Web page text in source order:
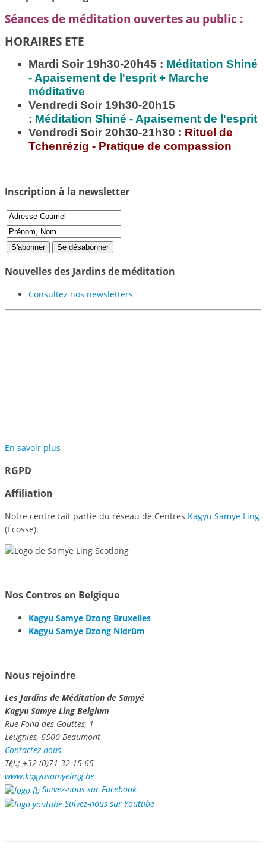
Séances de méditation ouvertes au public :
HORAIRES ETE
Mardi Soir 19h30-20h45 : Méditation Shiné
- Apaisement de l'esprit + Marche
méditative
Vendredi Soir 19h30-20h15
: Méditation Shiné - Apaisement de l'esprit
Vendredi Soir 20h30-21h30 : Rituel de
Tchenrézig - Pratique de compassion
Inscription à la newsletter
Nouvelles des Jardins de méditation
Consultez nos newsletters
En savoir plus
RGPD
Affiliation
Notre centre fait partie du réseau de Centres Kagyu Samye Ling
(Écosse).
Nos Centres en Belgique
Kagyu Samye Dzong Bruxelles
Kagyu Samye Dzong Nidrüm
Nous rejoindre
Les Jardins de Méditation de Samyé
Kagyu Samye Ling Belgium
Rue Fond des Gouttes, 1
Leugnies, 6500 Beaumont
Contactez-nous
Tél.: +32 (0)71 32 15 65
www.kagyusamyeling.be
Suivez-nous sur Facebook
Suivez-nous sur Youtube